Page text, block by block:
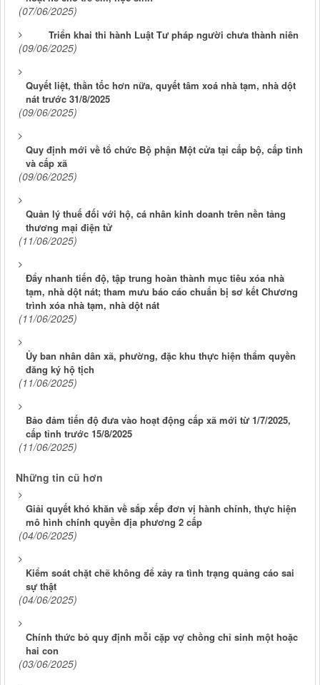
(07/06/2025)
Triển khai thi hành Luật Tư pháp người chưa thành niên
(09/06/2025)
Quyết liệt, thần tốc hơn nữa, quyết tâm xoá nhà tạm, nhà dột
nát trước 31/8/2025
(09/06/2025)
Quy định mới về tổ chức Bộ phận Một cửa tại cấp bộ, cấp tỉnh
và cấp xã
(09/06/2025)
Quản lý thuế đối với hộ, cá nhân kinh doanh trên nền tảng
thương mại điện tử
(11/06/2025)
Đẩy nhanh tiến độ, tập trung hoàn thành mục tiêu xóa nhà
tạm, nhà dột nát; tham mưu báo cáo chuẩn bị sơ kết Chương
trình xóa nhà tạm, nhà dột nát
(11/06/2025)
Ủy ban nhân dân xã, phường, đặc khu thực hiện thẩm quyền
đăng ký hộ tịch
(11/06/2025)
Bảo đảm tiến độ đưa vào hoạt động cấp xã mới từ 1/7/2025,
cấp tỉnh trước 15/8/2025
(11/06/2025)
Những tin cũ hơn
Giải quyết khó khăn về sắp xếp đơn vị hành chính, thực hiện
mô hình chính quyền địa phương 2 cấp
(04/06/2025)
Kiểm soát chặt chẽ không để xảy ra tình trạng quảng cáo sai
sự thật
(04/06/2025)
Chính thức bỏ quy định mỗi cặp vợ chồng chỉ sinh một hoặc
hai con
(03/06/2025)